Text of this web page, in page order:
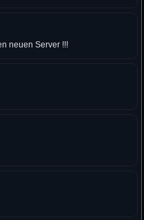
neuen Server !!!